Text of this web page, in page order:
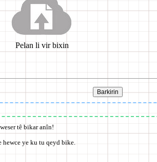
tê bikar anîn!
ye ku tu qeyd bike.